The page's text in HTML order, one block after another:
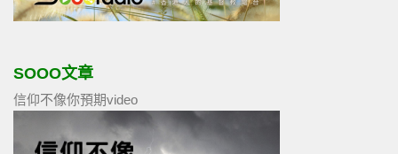
SOOO文章
信仰不像你預期video